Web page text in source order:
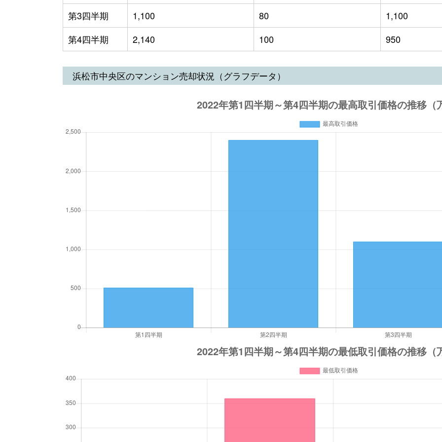
第3四半期 1,100 80
1,100
第4四半期
2,140 100 950
浜松市中央区のマンション売却状況（グラフデータ）